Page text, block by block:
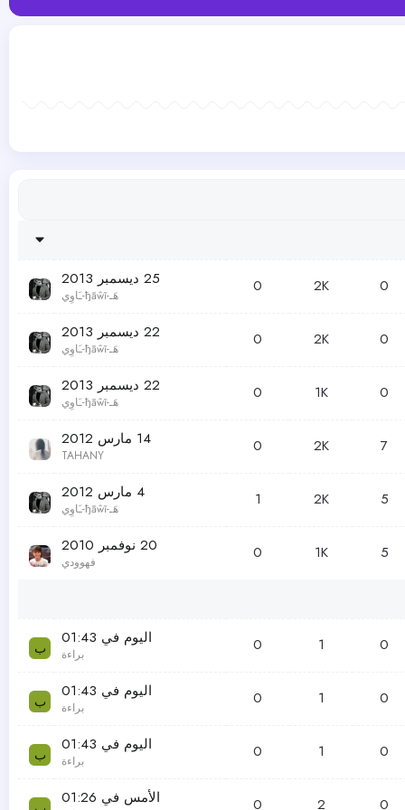
0
2K
0 25 ديسمبر 2013
هَـ-ђāŵĩ-ـَاوِي
0
2K
0 22 ديسمبر 2013
هَـ-ђāŵĩ-ـَاوِي
0
1K
0 22 ديسمبر 2013
هَـ-ђāŵĩ-ـَاوِي
7
2K
0 14 مارس 2012
TAHANY
5
2K
1 4 مارس 2012
هَـ-ђāŵĩ-ـَاوِي
5
1K
0 20 نوفمبر 2010
فهوودي
0
1
0 اليوم في 01:43
براءة ب
0
1
0 اليوم في 01:43
براءة ب
0
1
0 اليوم في 01:43
براءة ب
0
2
0 الأمس في 01:26